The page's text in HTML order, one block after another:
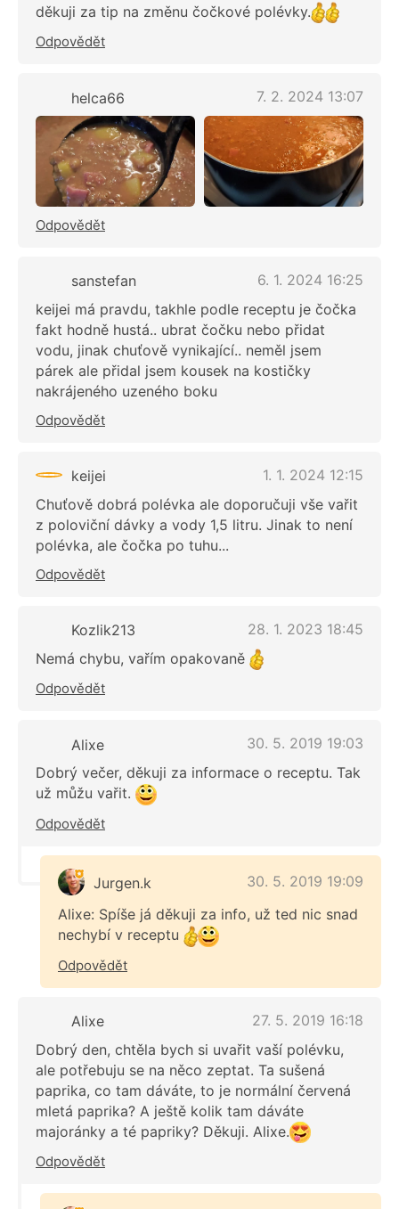
děkuji za tip na změnu čočkové polévky.
Odpovědět
helca66 7. 2. 2024 13:07
Odpovědět
sanstefan
6. 1. 2024 16:25
keijei má pravdu, takhle podle receptu je čočka
fakt hodně hustá.. ubrat čočku nebo přidat
vodu, jinak chuťově vynikající.. neměl jsem
párek ale přidal jsem kousek na kostičky
nakrájeného uzeného boku
Odpovědět
keijei
1. 1. 2024 12:15
Chuťově dobrá polévka ale doporučuji vše vařit
z poloviční dávky a vody 1,5 litru. Jinak to není
polévka, ale čočka po tuhu...
Odpovědět
Kozlik213
28. 1. 2023 18:45
Nemá chybu, vařím opakovaně
Odpovědět
Alixe
30. 5. 2019 19:03
Dobrý večer, děkuji za informace o receptu. Tak
už můžu vařit.
Odpovědět
Jurgen.k
30. 5. 2019 19:09
Alixe: Spíše já děkuji za info, už ted nic snad
nechybí v receptu
Odpovědět
Alixe
27. 5. 2019 16:18
Dobrý den, chtěla bych si uvařit vaší polévku,
ale potřebuju se na něco zeptat. Ta sušená
paprika, co tam dáváte, to je normální červená
mletá paprika? A ještě kolik tam dáváte
majoránky a té papriky? Děkuji. Alixe.
Odpovědět